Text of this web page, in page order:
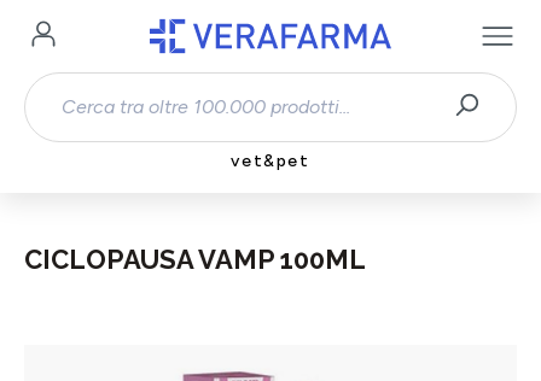
Passa al contenuto principale
vet&pet
CICLOPAUSA VAMP 100ML